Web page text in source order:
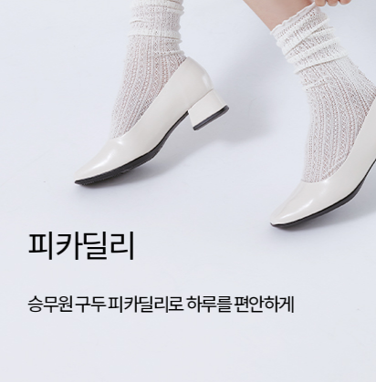
네이티브 신상공개
가벼움의 기준, 네이티브